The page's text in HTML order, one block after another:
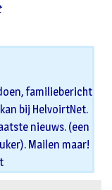
familiebericht
bij HelvoirtNet.
nieuws. (een
Mailen maar!